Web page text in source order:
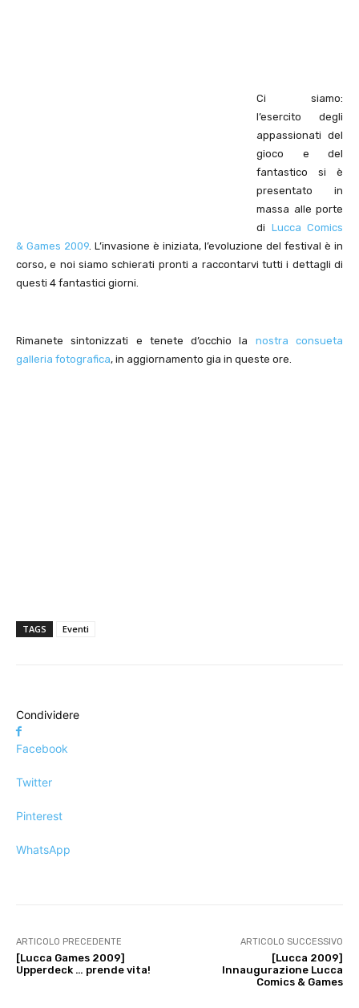
Ci siamo:
l’esercito degli
appassionati del
gioco e del
fantastico si è
presentato in
massa alle porte
di Lucca Comics
& Games 2009. L’invasione è iniziata, l’evoluzione del festival è in
corso, e noi siamo schierati pronti a raccontarvi tutti i dettagli di
questi 4 fantastici giorni.
Rimanete sintonizzati e tenete d’occhio la nostra consueta
galleria fotografica, in aggiornamento gia in queste ore.
TAGS Eventi
Condividere
Facebook
Twitter
Pinterest
WhatsApp
ARTICOLO PRECEDENTE
[Lucca Games 2009]
Upperdeck … prende vita!
ARTICOLO SUCCESSIVO
[Lucca 2009]
Innaugurazione Lucca
Comics & Games